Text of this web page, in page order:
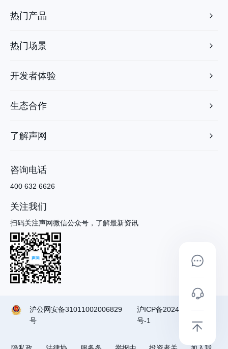
热门产品
热门场景
开发者体验
生态合作
了解声网
咨询电话
400 632 6626
关注我们
扫码关注声网微信公众号，了解最新资讯
沪公网安备31011002006829
号
沪ICP备2024090791
号-1